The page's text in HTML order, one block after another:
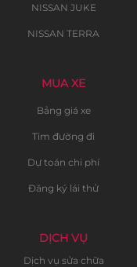
NISSAN JUKE
NISSAN TERRA
MUA XE
Bảng giá xe
Tìm đường đi
Dự toán chi phí
Đăng ký lái thử
DỊCH VỤ
Dịch vụ sửa chữa